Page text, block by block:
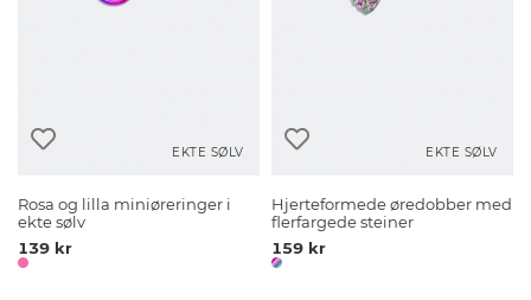
EKTE SØLV
Rosa og lilla miniøreringer i
ekte sølv
139 kr
EKTE SØLV
Hjerteformede øredobber med
flerfargede steiner
159 kr